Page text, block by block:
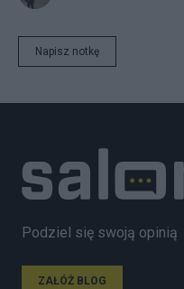
Napisz notkę
Podziel się swoją opinią
ZAŁÓŻ BLOG